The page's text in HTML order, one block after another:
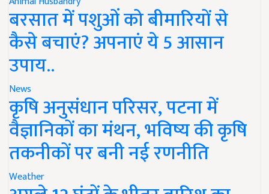
बरसात में पशुओं को बीमारियों से
कैसे बचाएं? अपनाएं ये 5 आसान
उपाय..
News
कृषि अनुसंधान परिसर, पटना में
वैज्ञानिकों का मंथन, भविष्य की कृषि
तकनीकों पर बनी नई रणनीति
Weather